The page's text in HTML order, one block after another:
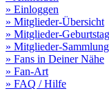
» Einloggen
» Mitglieder-Übersicht
» Mitglieder-
» Mitglieder-
» Fans in Deiner Nähe
» Fan-Art
» FAQ / Hilfe